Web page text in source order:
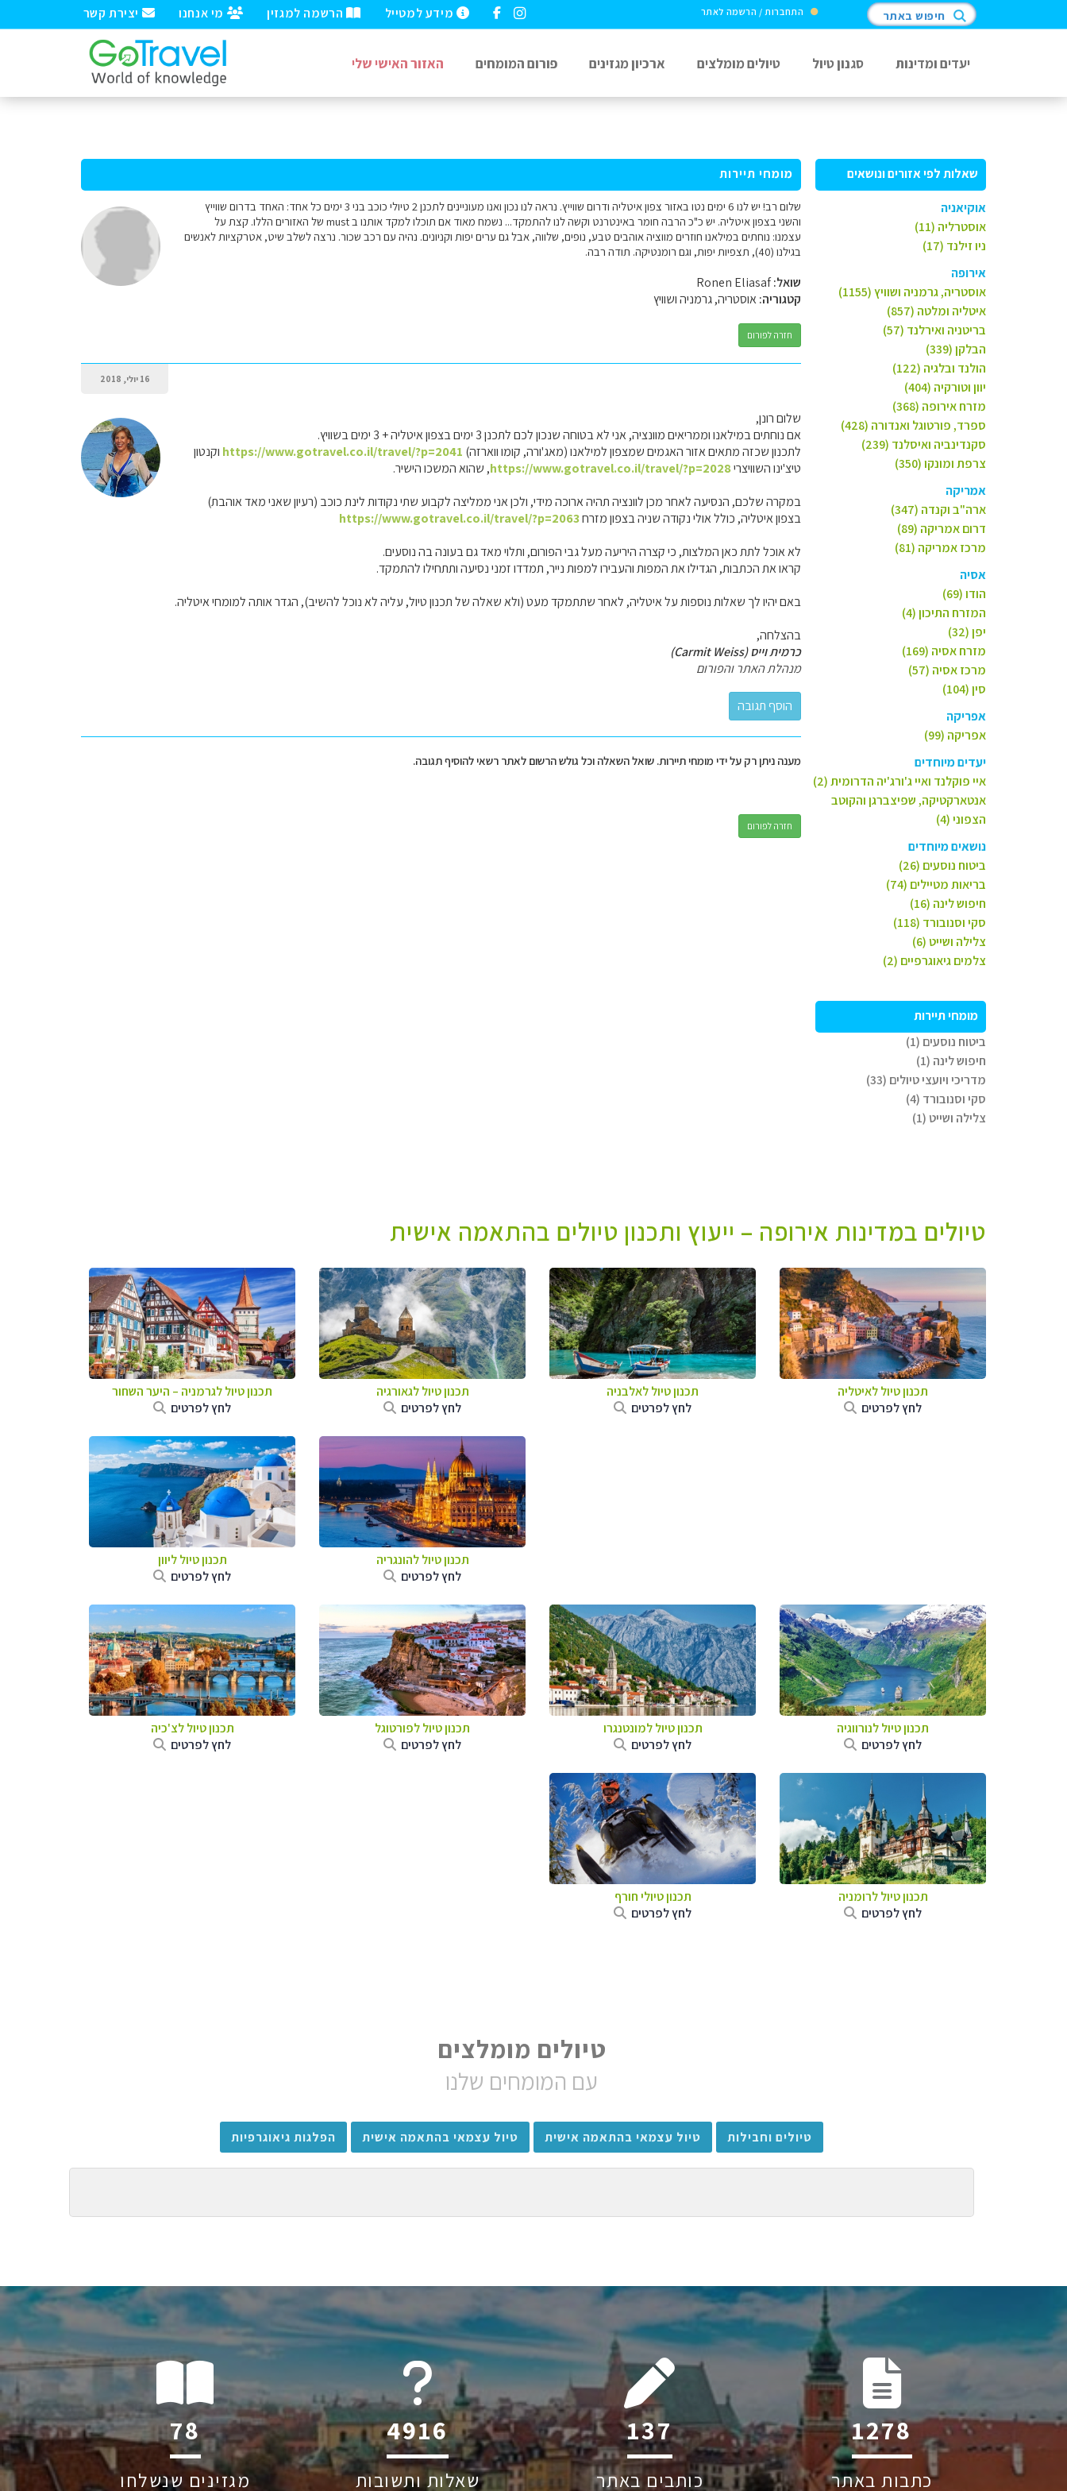
יצירת קשר מי אנחנו הרשמה למגזין מידע למטייל התחברות / הרשמה לאתר חיפוש באתר
יעדים ומדינות סגנון טיול טיולים מומלצים ארכיון מגזינים פורום המומחים האזור האישי שלי
שאלות לפי אזורים ונושאים
אוקיאניה
אוסטרליה (11)
ניו זילנד (17)
אירופה
אוסטריה, גרמניה ושוויץ (1155)
איטליה ומלטה (857)
בריטניה ואירלנד (57)
הבלקן (339)
הולנד ובלגיה (122)
יוון וטורקיה (404)
מזרח אירופה (368)
ספרד, פורטוגל ואנדורה (428)
סקנדינביה ואיסלנד (239)
צרפת ומונקו (350)
אמריקה
ארה"ב וקנדה (347)
דרום אמריקה (89)
מרכז אמריקה (81)
אסיה
הודו (69)
המזרח התיכון (4)
יפן (32)
מזרח אסיה (169)
מרכז אסיה (57)
סין (104)
אפריקה
אפריקה (99)
יעדים מיוחדים
איי פוקלנד ואיי ג'ורג'יה הדרומית (2)
אנטארקטיקה, שפיצברגן והקוטב
הצפוני (4)
נושאים מיוחדים
ביטוח נוסעים (26)
בריאות מטיילים (74)
חיפוש לינה (16)
סקי וסנובורד (118)
צלילה ושייט (6)
צלמים גיאוגרפיים (2)
מומחי תיירות
ביטוח נוסעים (1)
חיפוש לינה (1)
מדריכי ויועצי טיולים (33)
סקי וסנובורד (4)
צלילה ושייט (1)
מומחי תיירות
שלום רב! יש לנו 6 ימים נטו באזור צפון איטליה ודרום שווייץ. נראה לנו נכון ואנו מעוניינים לתכנן 2 טיולי כוכב בני 3 ימים כל אחד: האחד בדרום שווייץ
והשני בצפון איטליה. יש כ"כ הרבה חומר באינטרנט וקשה לנו להתמקד... נשמח מאוד אם תוכלו למקד אותנו ב must של האזורים הללו. קצת על
עצמנו: נוחתים במילאנו חוזרים מווציה אוהבים טבע, נופים, שלווה, אבל גם ערים יפות וקניונים. נהיה עם רכב שכור. נרצה לשלב שיט, אטרקציות לאנשים
בגילנו (40), תצפיות יפות, וגם רומנטיקה. תודה רבה.
שואל:Ronen Eliasaf
קטגוריה:אוסטריה, גרמניה ושוויץ
חזרה לפורום
16 יולי, 2018
שלום רונן,
אם נוחתים במילאנו וממריאים מוונציה, אני לא בטוחה שנכון לכם לתכנן 3 ימים בצפון איטליה + 3 ימים בשוויץ.
לתכנון שכזה מתאים אזור האגמים שמצפון למילאנו (מאג'ורה, קומו ווארזה) https://www.gotravel.co.il/travel/?p=2041 וקנטון
טיצ'ינו השוויצריhttps://www.gotravel.co.il/travel/?p=2028, שהוא המשכו הישיר.
במקרה שלכם, הנסיעה לאחר מכן לוונציה תהיה ארוכה מידי, ולכן אני ממליצה לקבוע שתי נקודות לינת כוכב (רעיון שאני מאד אוהבת)
בצפון איטליה, כולל אולי נקודה שניה בצפון מזרחhttps://www.gotravel.co.il/travel/?p=2063
לא אוכל לתת כאן המלצות, כי קצרה היריעה מעל גבי הפורום, ותלוי מאד גם בעונה בה נוסעים.
קראו את הכתבות, הגדילו את המפות והעבירו למפות נייר, תמדדו זמני נסיעה ותתחילו להתמקד.
באם יהיו לך שאלות נוספות על איטליה, לאחר שתתמקד מעט (ולא שאלה של תכנון טיול, עליה לא נוכל להשיב), הגדר אותה למומחי איטליה.
בהצלחה,
כרמית וייס (Carmit Weiss)
מנהלת האתר והפורום
מענה ניתן רק על ידי מומחי תיירות. שואל השאלה וכל גולש הרשום לאתר רשאי להוסיף תגובה.
חזרה לפורום
טיולים במדינות אירופה – ייעוץ ותכנון טיולים בהתאמה אישית
תכנון טיול לאיטליה
לחץ לפרטים
תכנון טיול לאלבניה
לחץ לפרטים
תכנון טיול לגאורגיה
לחץ לפרטים
תכנון טיול לגרמניה – היער השחור
לחץ לפרטים
תכנון טיול להונגריה
לחץ לפרטים
תכנון טיול ליוון
לחץ לפרטים
תכנון טיול לנורווגיה
לחץ לפרטים
תכנון טיול למונטנגרו
לחץ לפרטים
תכנון טיול לפורטוגל
לחץ לפרטים
תכנון טיול לצ'כיה
לחץ לפרטים
תכנון טיול לרומניה
לחץ לפרטים
תכנון טיולי חורף
לחץ לפרטים
טיולים מומלצים
עם המומחים שלנו
טיולים וחבילות טיול עצמאי בהתאמה אישית טיול עצמאי בהתאמה אישית הפלגות גיאוגרפיות
118
מגזינים שנשלחו
6044
שאלות ותשובות
206
כותבים באתר
1917
כתבות באתר